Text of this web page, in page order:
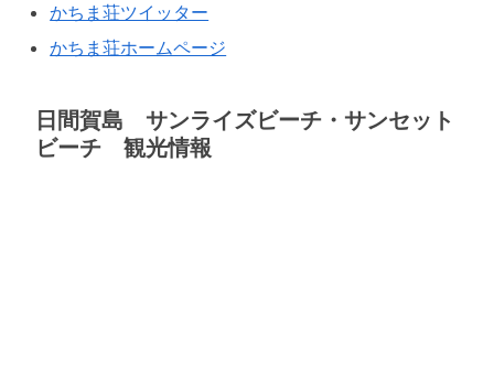
かちま荘ツイッター
かちま荘ホームページ
日間賀島 サンライズビーチ・サンセット
ビーチ 観光情報